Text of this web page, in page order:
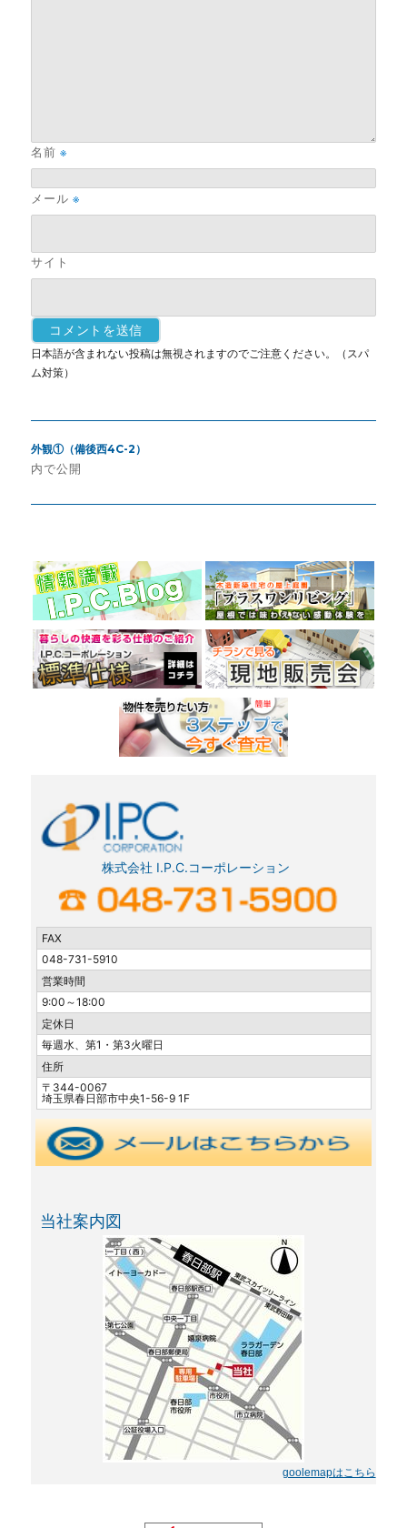
名前※
メール※
サイト
日本語が含まれない投稿は無視されますのでご注意ください。（スパ
ム対策）
稿
ー
シ
ョ
ン
外観①（備後西4C-2）
内で公開
株式会社 I.P.C.コーポレーション
FAX
048-731-5910
営業時間
9:00～18:00
定休日
毎週水、第1・第3火曜日
住所
〒344-0067
埼玉県春日部市中央1-56-9 1F
当社案内図
goolemapはこちら